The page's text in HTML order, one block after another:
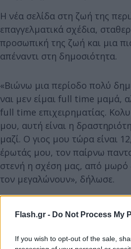
Flash.gr - Do Not Process My
If you wish to opt-out of the sale,
Η νέα σελίδα στη ζωή της
επαγγελματικά σχέδια,
προσωπική της ζωή και μια
απέναντι στη δημοσιότητα.
«Βιώνω μια περίοδο πολύ
ναι μεν είμαι full time μαμά,
full time επιχειρηματίας.
μου, αυτή είναι η
μαζί. Ο γιος μου τώρα είναι
έρωτάς μου, τον παίρνω
στενή η σχέση μας, από μωρό
τον μεγαλώνουν», δήλωσε.